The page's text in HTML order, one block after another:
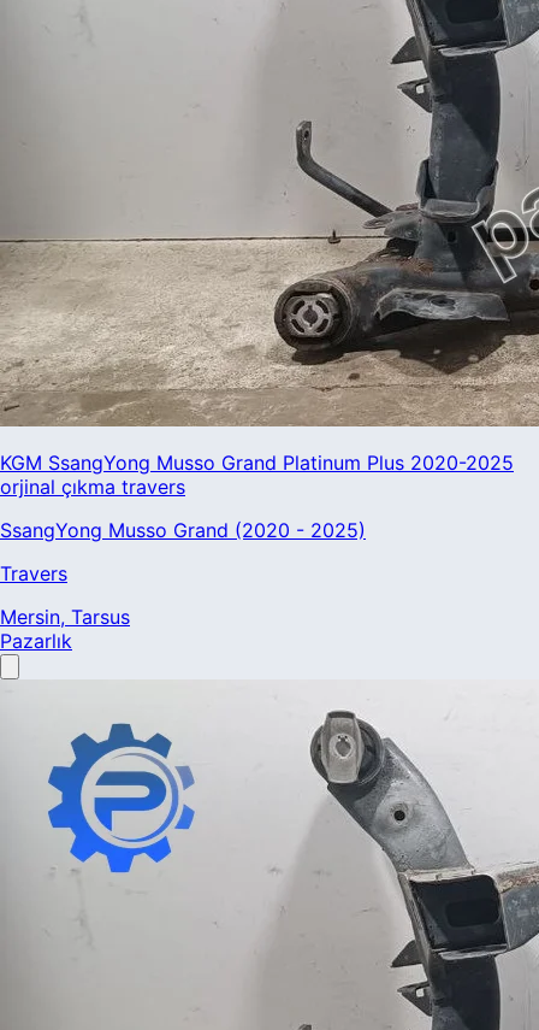
KGM SsangYong Musso Grand Platinum Plus 2020-2025
orjinal çıkma travers
SsangYong Musso Grand (2020 - 2025)
Travers
Mersin, Tarsus
Pazarlık